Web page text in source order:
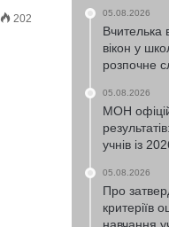
202 05.08.2026
Вчителька
вікон у
розпочне
05.08.2026
МОН
учнів із
05.08.2026
Про
критеріїв